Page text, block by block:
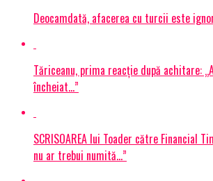
Deocamdată, afacerea cu turcii este
Tăriceanu, prima reacție după achitare:
încheiat…”
SCRISOAREA lui Toader către Financial
nu ar trebui numită…”